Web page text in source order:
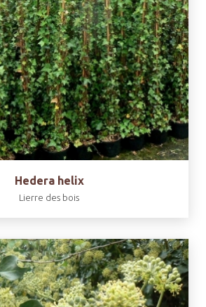
Hedera helix
Lierre des bois